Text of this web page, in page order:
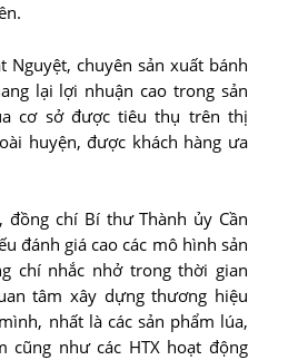
Nguyệt, chuyên sản xuất bánh
lại lợi nhuận cao trong sản
cơ sở được tiêu thụ trên thị
huyện, được khách hàng ưa
đồng chí Bí thư Thành ủy Cần
đánh giá cao các mô hình sản
chí nhắc nhở trong thời gian
tâm xây dựng thương hiệu
nhất là các sản phẩm lúa,
cũng như các HTX hoạt động